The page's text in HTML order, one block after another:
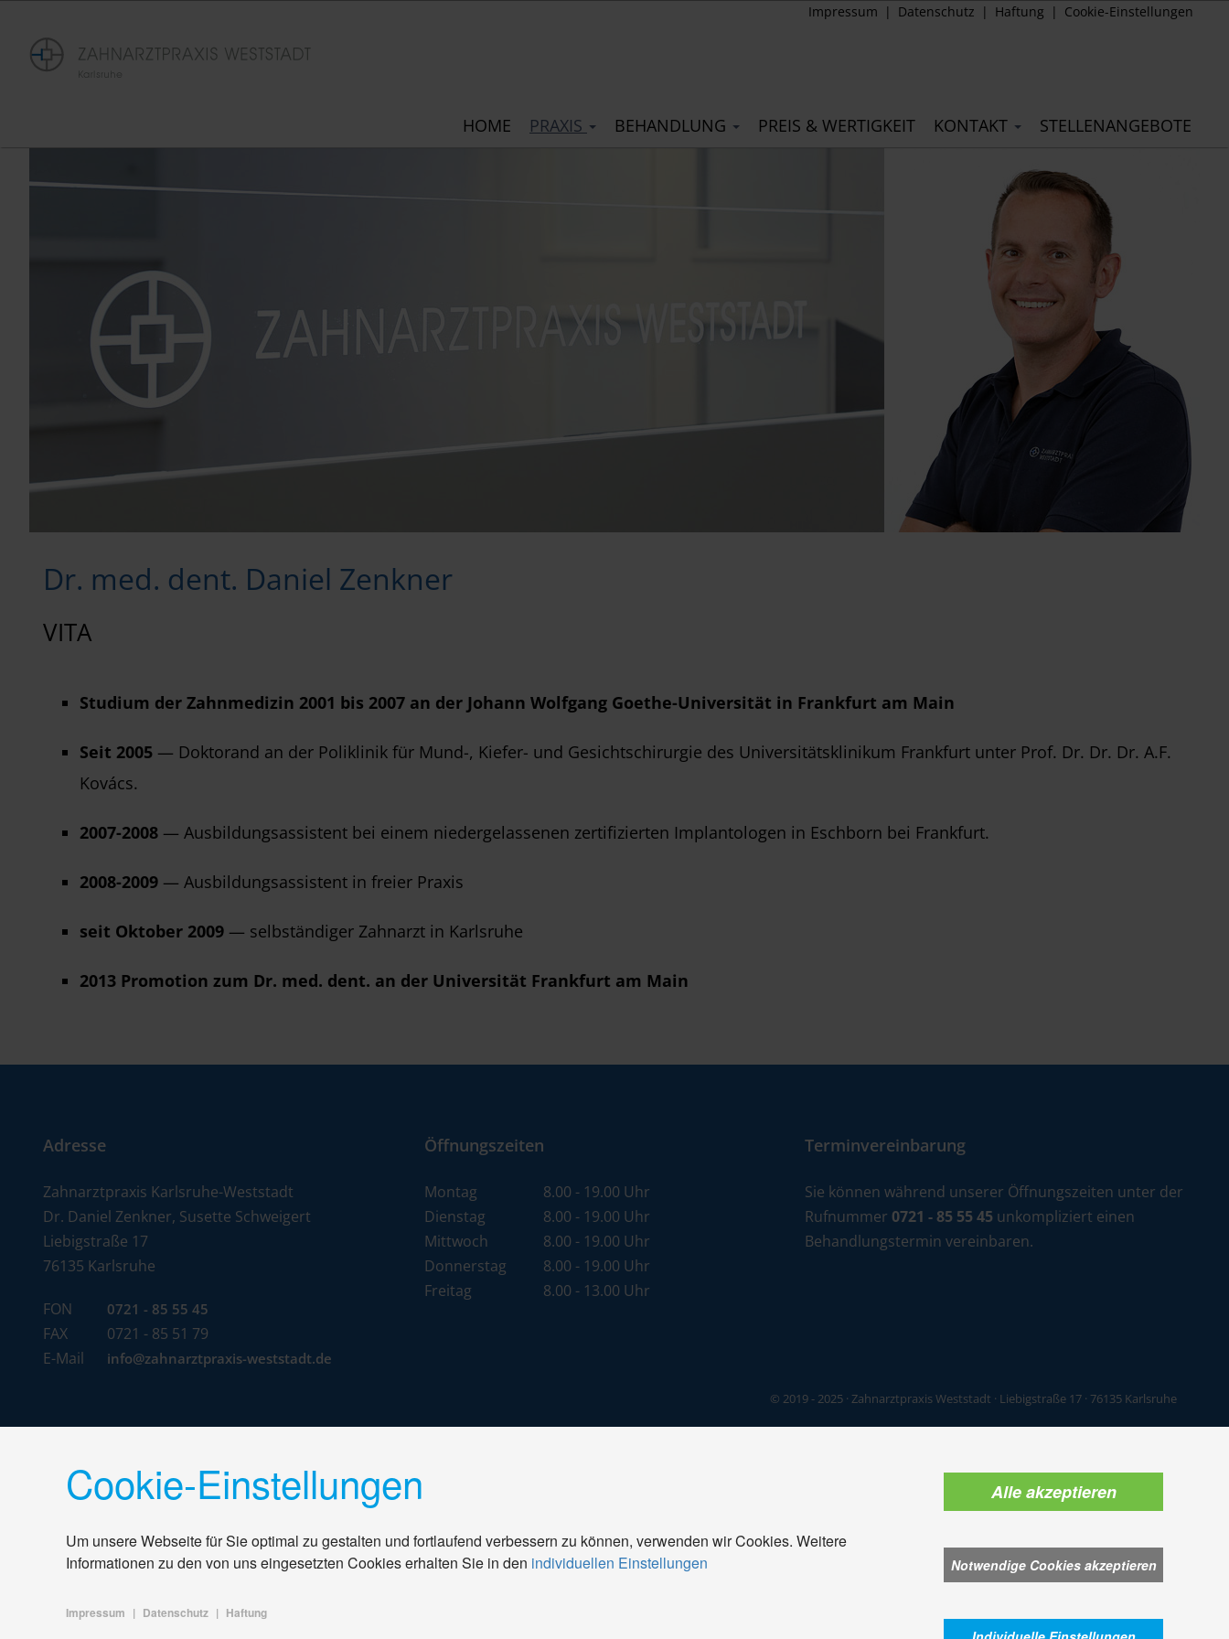
Impressum Datenschutz Haftung Cookie-Einstellungen
HOME PRAXIS BEHANDLUNG PREIS & WERTIGKEIT KONTAKT STELLENANGEBOTE
Dr. med. dent. Daniel Zenkner
VITA
Studium der Zahnmedizin 2001 bis 2007 an der Johann Wolfgang Goethe-Universität in Frankfurt am Main
Seit 2005 — Doktorand an der Poliklinik für Mund-, Kiefer- und Gesichtschirurgie des Universitätsklinikum Frankfurt unter Prof. Dr. Dr. Dr. A.F.
Kovács.
2007-2008 — Ausbildungsassistent bei einem niedergelassenen zertifizierten Implantologen in Eschborn bei Frankfurt.
2008-2009 — Ausbildungsassistent in freier Praxis
seit Oktober 2009 — selbständiger Zahnarzt in Karlsruhe
2013 Promotion zum Dr. med. dent. an der Universität Frankfurt am Main
Adresse
Zahnarztpraxis Karlsruhe-Weststadt
Dr. Daniel Zenkner, Susette Schweigert
Liebigstraße 17
76135 Karlsruhe
FON 0721 - 85 55 45
FAX
0721 - 85 51 79
E-Mail
info@zahnarztpraxis-weststadt.de
Öffnungszeiten
Montag
8.00 - 19.00 Uhr
Dienstag
8.00 - 19.00 Uhr
Mittwoch
8.00 - 19.00 Uhr
Donnerstag
8.00 - 19.00 Uhr
Freitag
8.00 - 13.00 Uhr
Terminvereinbarung
Sie können während unserer Öffnungszeiten unter der
Rufnummer 0721 - 85 55 45 unkompliziert einen
Behandlungstermin vereinbaren.
© 2019 - 2025 · Zahnarztpraxis Weststadt · Liebigstraße 17 · 76135 Karlsruhe
Cookie-Einstellungen
Um unsere Webseite für Sie optimal zu gestalten und fortlaufend verbessern zu können, verwenden wir Cookies. Weitere
Informationen zu den von uns eingesetzten Cookies erhalten Sie in den individuellen Einstellungen
Alle akzeptieren
Notwendige Cookies akzeptieren
Impressum | Datenschutz | Haftung